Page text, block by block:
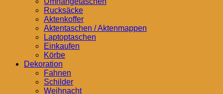
Rucksäcke
Aktenkoffer
Aktentaschen / Aktenmappen
Laptoptaschen
Einkaufen
Körbe
Dekoration
Fahnen
Schilder
Weihnacht